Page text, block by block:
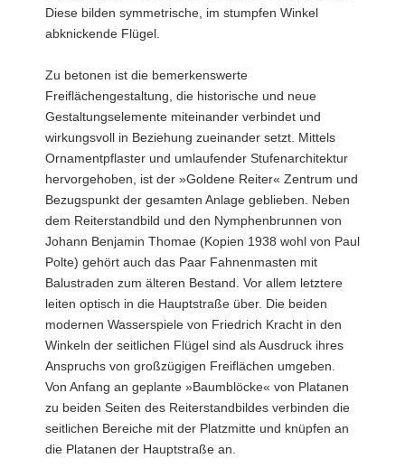
Diese bilden symmetrische, im stumpfen Winkel
abknickende Flügel.
Zu betonen ist die bemerkenswerte
Freiflächengestaltung, die historische und neue
Gestaltungselemente miteinander verbindet und
wirkungsvoll in Beziehung zueinander setzt. Mittels
Ornamentpflaster und umlaufender Stufenarchitektur
hervorgehoben, ist der »Goldene Reiter« Zentrum und
Bezugspunkt der gesamten Anlage geblieben. Neben
dem Reiterstandbild und den Nymphenbrunnen von
Johann Benjamin Thomae (Kopien 1938 wohl von Paul
Polte) gehört auch das Paar Fahnenmasten mit
Balustraden zum älteren Bestand. Vor allem letztere
leiten optisch in die Hauptstraße über. Die beiden
modernen Wasserspiele von Friedrich Kracht in den
Winkeln der seitlichen Flügel sind als Ausdruck ihres
Anspruchs von großzügigen Freiflächen umgeben.
Von Anfang an geplante »Baumblöcke« von Platanen
zu beiden Seiten des Reiterstandbildes verbinden die
seitlichen Bereiche mit der Platzmitte und knüpfen an
die Platanen der Hauptstraße an.